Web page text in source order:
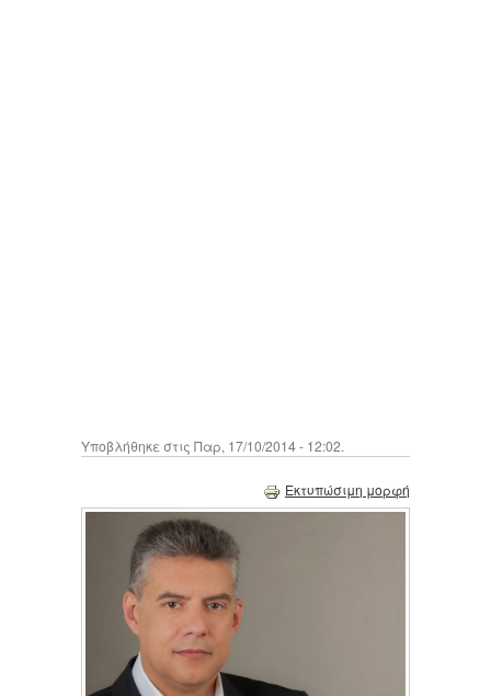
Υποβλήθηκε στις Παρ, 17/10/2014 - 12:02.
Εκτυπώσιμη μορφή